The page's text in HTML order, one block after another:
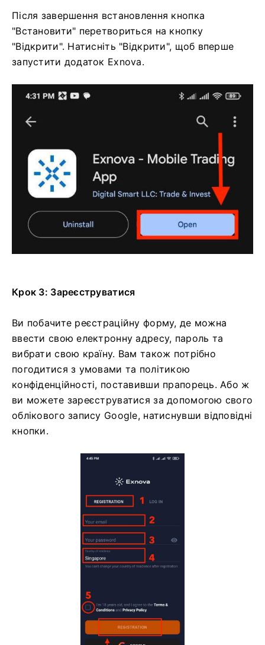
Після завершення встановлення кнопка
"Встановити" перетвориться на кнопку
"Відкрити". Натисніть "Відкрити", щоб вперше
запустити додаток Exnova.
Крок 3: Зареєструватися
Ви побачите реєстраційну форму, де можна
ввести свою електронну адресу, пароль та
вибрати свою країну. Вам також потрібно
погодитися з умовами та політикою
конфіденційності, поставивши прапорець. Або ж
ви можете зареєструватися за допомогою свого
облікового запису Google, натиснувши відповідні
кнопки.